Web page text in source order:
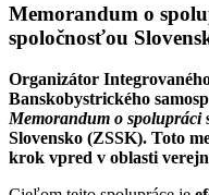
Memorandum o
spoločnosťou
Organizátor
Banskobystrického
Memorandum o spolupráci
Slovensko (ZSSK). Toto
krok vpred v oblasti